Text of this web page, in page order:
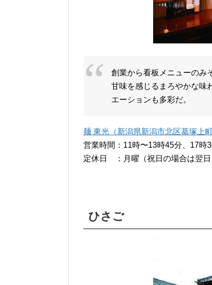
創業から看板メニューのみ
甘味を感じるまろやかな味
エーションも多彩だ。
麺 東光（新潟県新潟市北区葛塚上町
営業時間：11時〜13時45分、17時
定休日 ：月曜（祝日の場合は翌日
ひさご